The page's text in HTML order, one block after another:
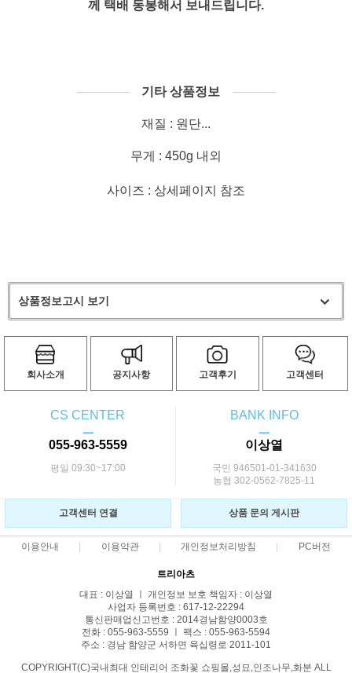
께 택배 동봉해서 보내드립니다.
────── 기타 상품정보 ─────
재질 : 원단...
무게 : 450g 내외
사이즈 : 상세페이지 참조
상품정보고시 보기
회사소개 공지사항 고객후기 고객센터
CS CENTER
ㅡ
055-963-5559
평일 09:30~17:00
BANK INFO
ㅡ
이상열
국민 946501-01-341630
농협 302-0562-7825-11
고객센터 연결 상품 문의 게시판
이용안내 이용약관 개인정보처리방침 PC버전
트리아츠
대표 : 이상열 ㅣ 개인정보 보호 책임자 : 이상열
사업자 등록번호 : 617-12-22294
통신판매업신고번호 : 2014경남함양0003호
전화 : 055-963-5559 ㅣ 팩스 : 055-963-5594
주소 : 경남 함양군 서하면 육십령로 2011-101
COPYRIGHT(C)국내최대 인테리어 조화꽃 쇼핑몰,성묘,인조나무,화분 ALL